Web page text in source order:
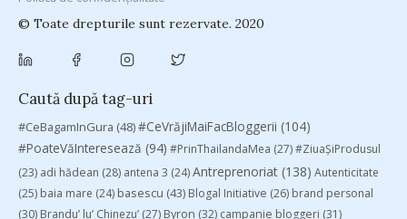
© Toate drepturile sunt rezervate. 2020
Caută după tag-uri
#CeBagamInGura (48)#CeVrăjiMaiFacBloggerii (104)
#PoateVăInteresează (94) #PrinThailandaMea (27)#ZiuaȘiProdusul
(23) adi hădean (28) antena 3 (24)Antreprenoriat (138) Autenticitate
(25) baia mare (24) basescu (43) Blogal Initiative (26) brand personal
(30) Brandu’ lu’ Chinezu’ (27) Byron (32) campanie bloggeri (31)